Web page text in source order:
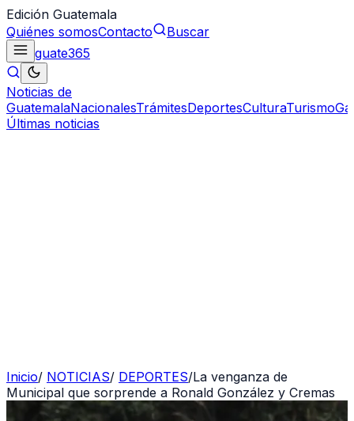
Edición Guatemala
Quiénes somosContacto
Buscar
guate365
Noticias de
GuatemalaNacionalesTrámitesDeportesCulturaTurismo
Últimas noticias
Inicio/ NOTICIAS/ DEPORTES/La venganza de
Municipal que sorprende a Ronald González y Cremas